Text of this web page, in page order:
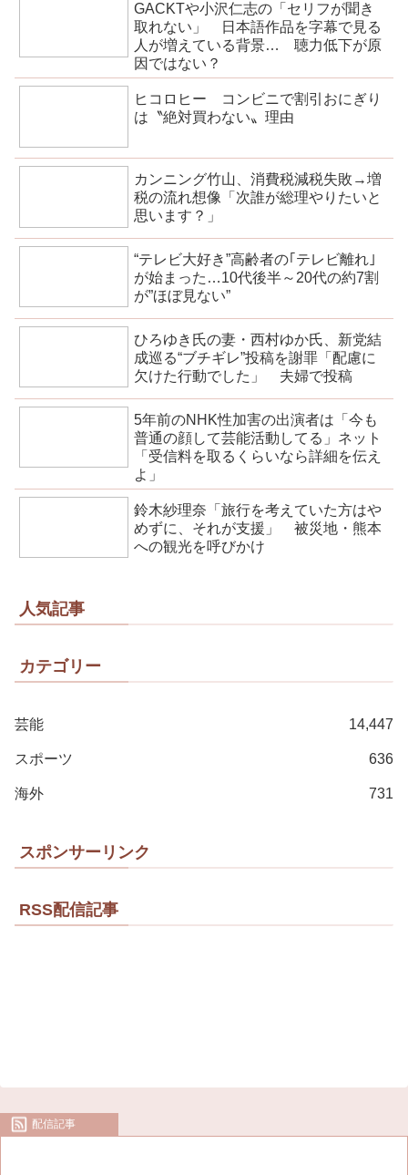
GACKTや小沢仁志の「セリフが聞き
取れない」 日本語作品を字幕で見る
人が増えている背景… 聴力低下が原
因ではない？
ヒコロヒー コンビニで割引おにぎり
は〝絶対買わない〟理由
カンニング竹山、消費税減税失敗→増
税の流れ想像「次誰が総理やりたいと
思います？」
“テレビ大好き”高齢者の｢テレビ離れ｣
が始まった…10代後半～20代の約7割
が”ほぼ見ない”
ひろゆき氏の妻・西村ゆか氏、新党結
成巡る“ブチギレ”投稿を謝罪「配慮に
欠けた行動でした」 夫婦で投稿
5年前のNHK性加害の出演者は「今も
普通の顔して芸能活動してる」ネット
「受信料を取るくらいなら詳細を伝え
よ」
鈴木紗理奈「旅行を考えていた方はや
めずに、それが支援」 被災地・熊本
への観光を呼びかけ
人気記事
カテゴリー
芸能 14,447
スポーツ 636
海外 731
スポンサーリンク
RSS配信記事
配信記事